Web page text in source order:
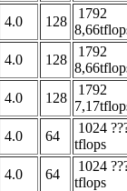
4.0 128
1792
4.0 128
1792
4.0 128
1792
4.0 64
1024
tflops
4.0 64
1024
tflops